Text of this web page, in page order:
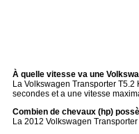
À quelle vitesse va une
La Volkswagen Transporter
secondes et a une vitesse
Combien de chevaux (hp)
La 2012 Volkswagen